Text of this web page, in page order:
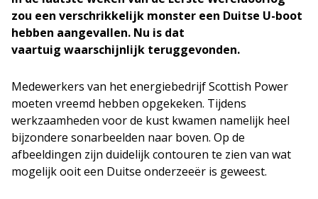
zou een verschrikkelijk monster een Duitse U-boot
hebben aangevallen. Nu is dat
vaartuig waarschijnlijk teruggevonden.
Medewerkers van het energiebedrijf Scottish Power
moeten vreemd hebben opgekeken. Tijdens
werkzaamheden voor de kust kwamen namelijk heel
bijzondere sonarbeelden naar boven. Op de
afbeeldingen zijn duidelijk contouren te zien van wat
mogelijk ooit een Duitse onderzeeër is geweest.